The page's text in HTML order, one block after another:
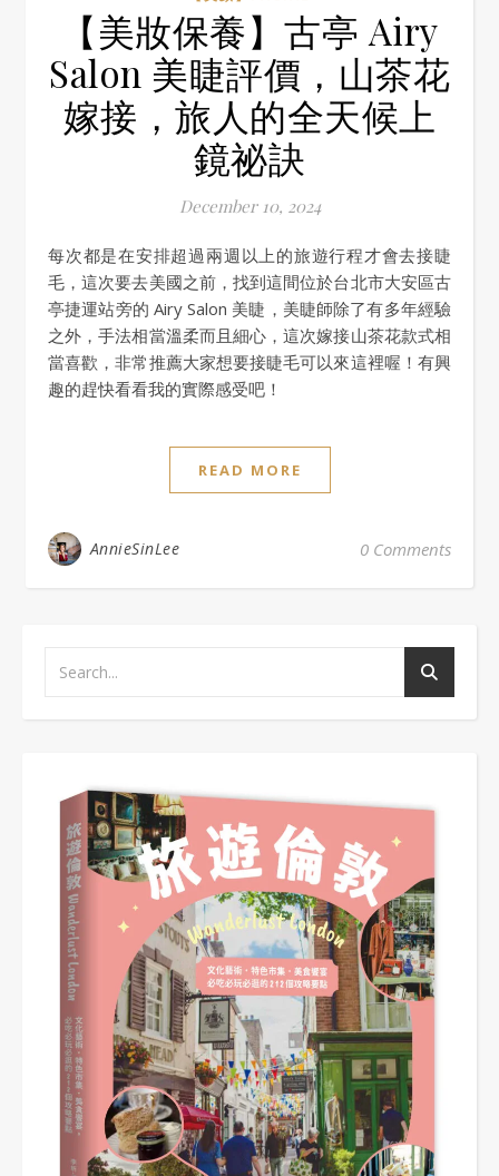
【美妝保養】古亭 Airy
Salon 美睫評價，山茶花
嫁接，旅人的全天候上
鏡祕訣
December 10, 2024
每次都是在安排超過兩週以上的旅遊行程才會去接睫
毛，這次要去美國之前，找到這間位於台北市大安區古
亭捷運站旁的 Airy Salon 美睫，美睫師除了有多年經驗
之外，手法相當溫柔而且細心，這次嫁接山茶花款式相
當喜歡，非常推薦大家想要接睫毛可以來這裡喔！有興
趣的趕快看看我的實際感受吧！
READ MORE
AnnieSinLee 0 Comments